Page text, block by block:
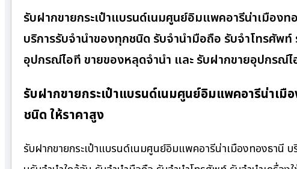
รับฝากขายกระเป๋าแบรนด์เนมศูนย์อิมแพคอารีน่าเมืองท
บริการรับจำนำของทุกชนิด รับจำนำมือถือ รับจำโทรศัพท์
อุปกรณ์ไอที ขายของหลุดจำนำ และ รับฝากขายอุปกรณ์ไ
รับฝากขายกระเป๋าแบรนด์เนมศูนย์อิมแพคอารีน่าเมื
ชนิด ให้ราคาสูง
รับฝากขายกระเป๋าแบรนด์เนมศูนย์อิมแพคอารีน่าเมืองทองธานี